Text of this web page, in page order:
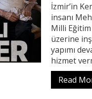
İzmir’in
insanı
Milli
üzerine
yapımı
hizmet
Read